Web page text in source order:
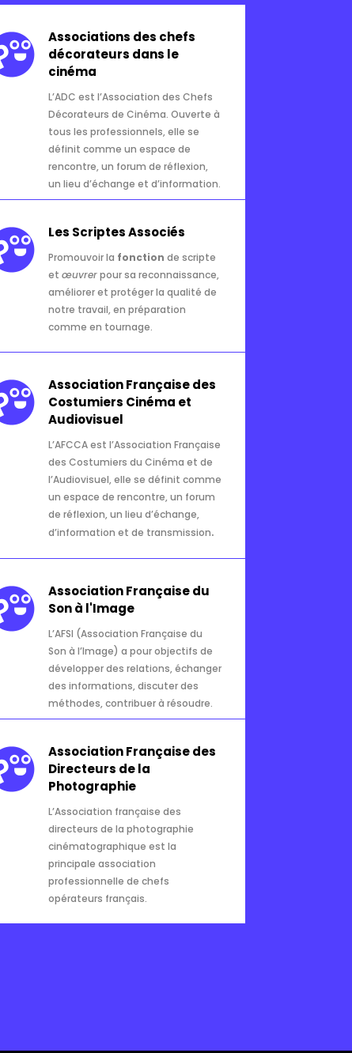
Associations des chefs
décorateurs dans le
cinéma
L’ADC est l’Association des Chefs
Décorateurs de Cinéma. Ouverte à
tous les professionnels, elle se
définit comme un espace de
rencontre, un forum de réflexion,
un lieu d’échange et d’information.
Les Scriptes Associés
Promouvoir la fonction de scripte
et œuvrerpour sa reconnaissance,
améliorer et protéger la qualité de
notre travail, en préparation
comme en tournage.
Association Française des
Costumiers Cinéma et
Audiovisuel
L’AFCCA est l’Association Française
des Costumiers du Cinéma et de
l’Audiovisuel, elle se définit comme
un espace de rencontre, un forum
de réflexion, un lieu d’échange,
d’information et de transmission.
Association Française du
Son à l'Image
L’AFSI (Association Française du
Son à l’Image) a pour objectifs de
développer des relations, échanger
des informations, discuter des
méthodes, contribuer à résoudre.
Association Française des
Directeurs de la
Photographie
L’Association française des
directeurs de la photographie
cinématographique est la
principale association
professionnelle de chefs
opérateurs français.